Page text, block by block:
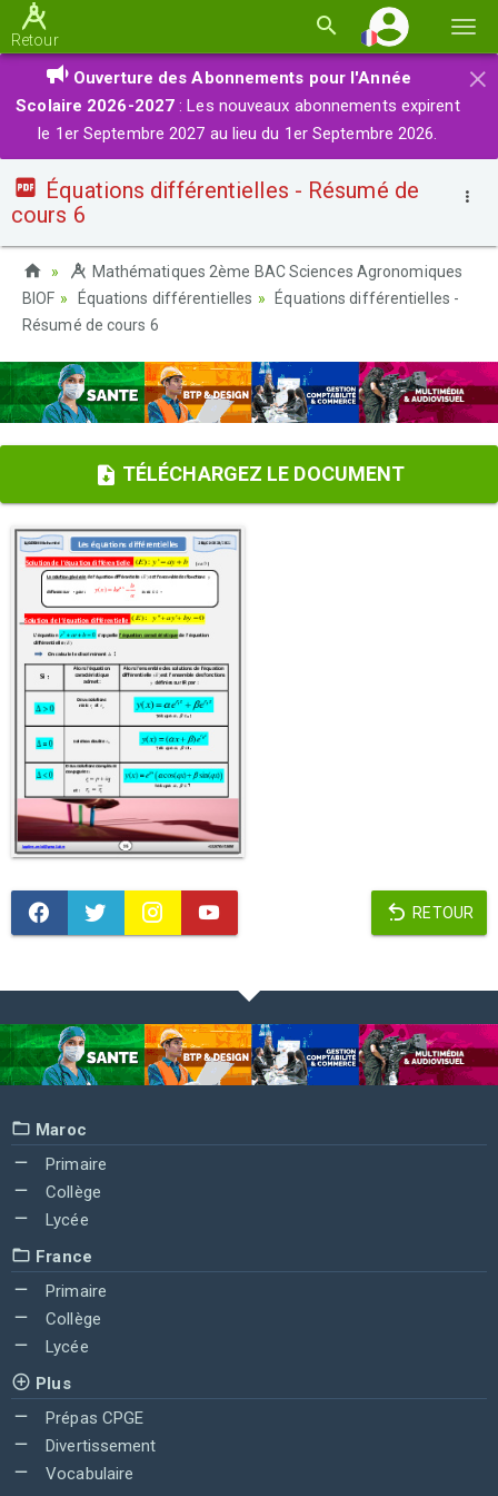
la
Retour
×
Ouverture des Abonnements pour l'Année
Scolaire 2026-2027 : Les nouveaux abonnements expirent
le 1er Septembre 2027 au lieu du 1er Septembre 2026.
Équations différentielles - Résumé de
cours 6
Mathématiques 2ème BAC Sciences Agronomiques
BIOF
Équations différentielles
Équations différentielles -
Résumé de cours 6
TÉLÉCHARGEZ LE DOCUMENT
RETOUR
Maroc
Primaire
Collège
Lycée
France
Primaire
Collège
Lycée
Plus
Prépas CPGE
Divertissement
Vocabulaire